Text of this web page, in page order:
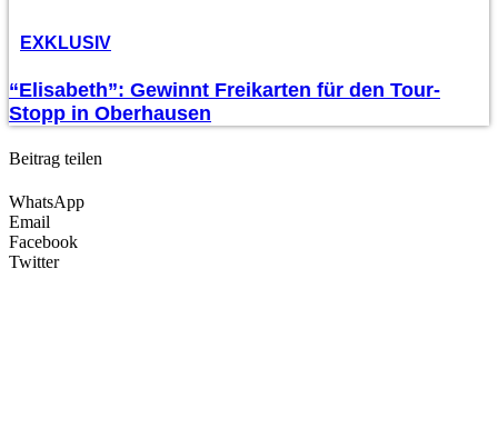
EXKLUSIV
“Elisabeth”: Gewinnt Freikarten für den Tour-
Stopp in Oberhausen
Beitrag teilen
WhatsApp
Email
Facebook
Twitter